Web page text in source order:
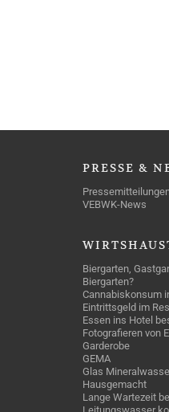
PRESSE &
VEBWK-News
Biergarten,
Biergarten?
Cannabiskonsum
Eintrittsgeld im
Essen ins Hotel
Fotografieren von
Garderobe
GEMA
Glas
Hausgemacht
Lange Wartezeit